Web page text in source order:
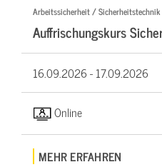
Arbeitssicherheit / Sicherheitstechnik
Auffrischungskurs
16.09.2026 -17.09.2026
Online
MEHR ERFAHREN